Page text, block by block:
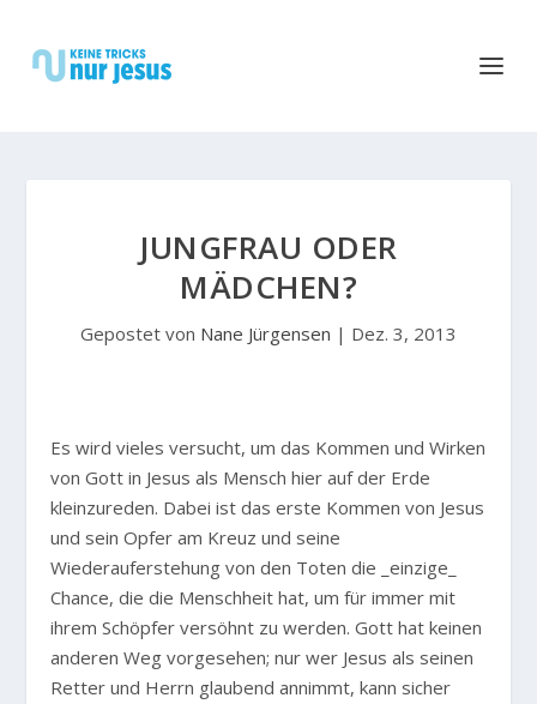
JUNGFRAU ODER
MÄDCHEN?
Gepostet von Nane Jürgensen | Dez. 3, 2013
Es wird vieles versucht, um das Kommen und Wirken
von Gott in Jesus als Mensch hier auf der Erde
kleinzureden. Dabei ist das erste Kommen von Jesus
und sein Opfer am Kreuz und seine
Wiederauferstehung von den Toten die _einzige_
Chance, die die Menschheit hat, um für immer mit
ihrem Schöpfer versöhnt zu werden. Gott hat keinen
anderen Weg vorgesehen; nur wer Jesus als seinen
Retter und Herrn glaubend annimmt, kann sicher